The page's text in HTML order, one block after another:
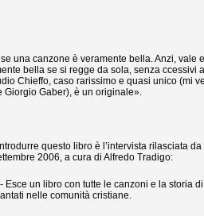
una canzone è veramente bella. Anzi, vale
bella se si regge da sola, senza ccessivi
Chieffo, caso rarissimo e quasi unico (mi
Giorgio Gaber), è un originale».
questo libro è l’intervista rilasciata
2006, a cura di Alfredo Tradigo:
Esce un libro con tutte le canzoni e la storia
nelle comunità cristiane.